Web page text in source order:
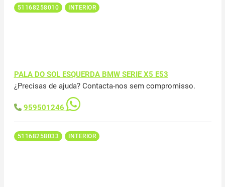
51168258010 INTERIOR
PALA DO SOL ESQUERDA BMW SERIE X5 E53
¿Precisas de ajuda? Contacta-nos sem compromisso.
959501246
51168258033 INTERIOR